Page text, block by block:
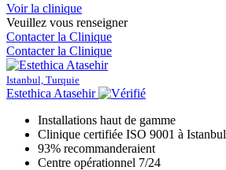
Voir la clinique
Veuillez vous renseigner
Contacter la Clinique
Contacter la Clinique
Istanbul, Turquie
Estethica Atasehir
Installations haut de gamme
Clinique certifiée ISO 9001 à Istanbul
93% recommanderaient
Centre opérationnel 7/24